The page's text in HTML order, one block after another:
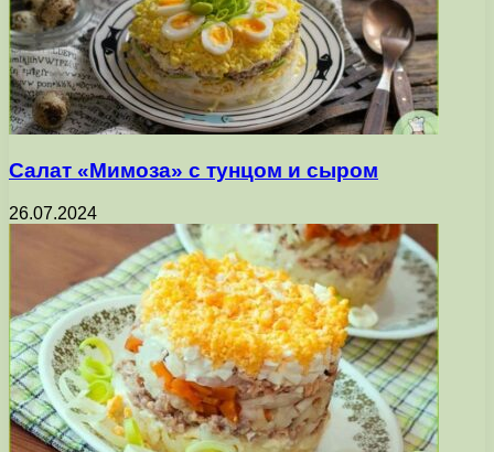
Салат «Мимоза» с тунцом и сыром
26.07.2024